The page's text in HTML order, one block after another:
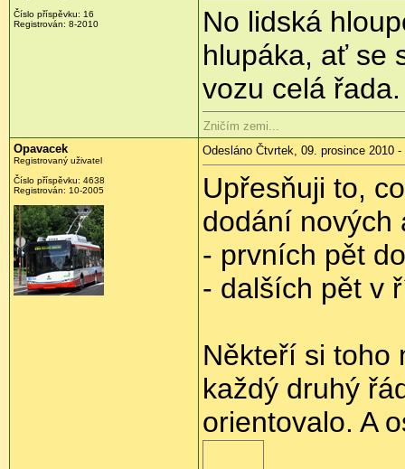
Číslo příspěvku: 16
Registrován: 8-2010
No lidská
hlupáka, ať se
vozu celá
Zničím zemi...
Opavacek
Registrovaný uživatel
Číslo příspěvku: 4638
Registrován: 10-2005
Odesláno Čtvrtek, 09. prosince 2010 -
Upřesňuji to,
dodání nových
- prvních pět
- dalších pět v
Někteří si toho
každý druhý
orientovalo. A